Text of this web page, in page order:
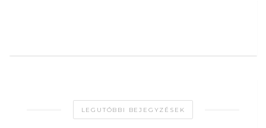
LEGUTÓBBI BEJEGYZÉSEK